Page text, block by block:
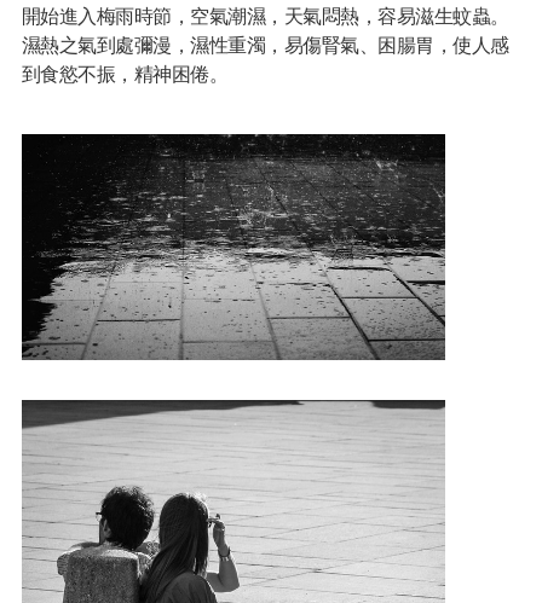
開始進入梅雨時節，空氣潮濕，天氣悶熱，容易滋生蚊蟲。
濕熱之氣到處彌漫，濕性重濁，易傷腎氣、困腸胃，使人感
到食慾不振，精神困倦。